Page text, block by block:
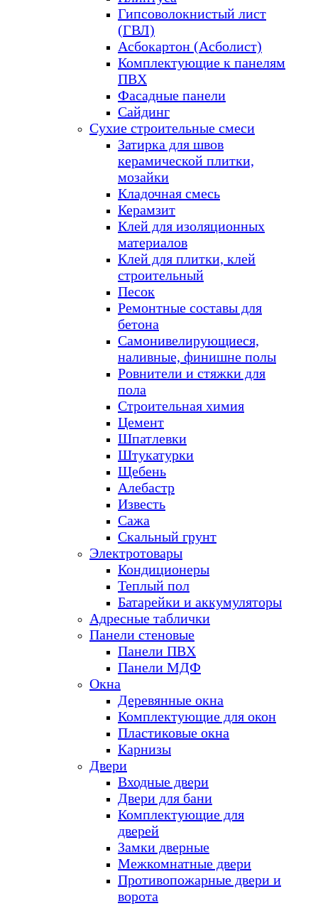
Гипсоволокнистый лист
(ГВЛ)
Асбокартон (Асболист)
Комплектующие к панелям
ПВХ
Фасадные панели
Сайдинг
Сухие строительные смеси
Затирка для швов
керамической плитки,
мозайки
Кладочная смесь
Керамзит
Клей для изоляционных
материалов
Клей для плитки, клей
строительный
Песок
Ремонтные составы для
бетона
Самонивелирующиеся,
наливные, финишне полы
Ровнители и стяжки для
пола
Строительная химия
Цемент
Шпатлевки
Штукатурки
Щебень
Алебастр
Известь
Сажа
Скальный грунт
Электротовары
Кондиционеры
Теплый пол
Батарейки и аккумуляторы
Адресные таблички
Панели стеновые
Панели ПВХ
Панели МДФ
Окна
Деревянные окна
Комплектующие для окон
Пластиковые окна
Карнизы
Двери
Входные двери
Двери для бани
Комплектующие для
дверей
Замки дверные
Межкомнатные двери
Противопожарные двери и
ворота